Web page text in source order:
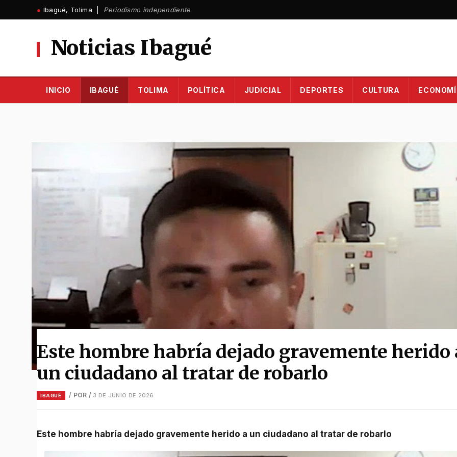
al
● Ibagué, Tolima | Periodismo independiente
Noticias Ibagué
INICIO IBAGUÉ TOLIMA POLÍTICA JUDICIAL DEPORTES CULTURA
Este hombre habría dejado gravemente herido
un ciudadano al tratar de robarlo
IBAGUÉ / POR / 3 DE JUNIO DE 2026
Este hombre habría dejado gravemente herido a un ciudadano al tratar de robarlo